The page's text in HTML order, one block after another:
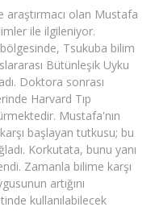
olan Mustafa
ile ilgileniyor.
Tsukuba bilim
Bütünleşik Uyku
Doktora sonrası
Harvard Tıp
Mustafa'nın
başlayan tutkusu; bu
Korkutata, bunu yanı
Zamanla bilime karşı
artığını
kullanılabilecek